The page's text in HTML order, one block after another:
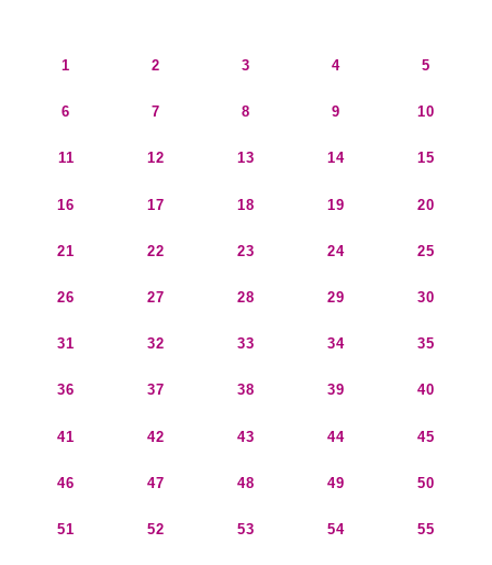
1 2 3 4 5
6 7 8 9 10
11 12 13 14 15
16 17 18 19 20
21 22 23 24 25
26 27 28 29 30
31 32 33 34 35
36 37 38 39 40
41 42 43 44 45
46 47 48 49 50
51 52 53 54 55